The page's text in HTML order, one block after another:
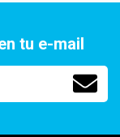
tu e-mail